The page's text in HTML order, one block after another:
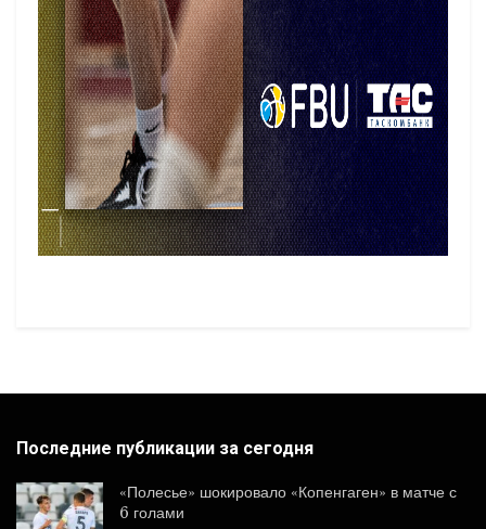
Последние публикации за сегодня
«Полесье» шокировало «Копенгаген» в матче с
6 голами